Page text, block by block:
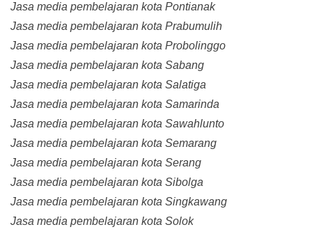
Jasa media pembelajaran kota Pontianak
Jasa media pembelajaran kota Prabumulih
Jasa media pembelajaran kota Probolinggo
Jasa media pembelajaran kota Sabang
Jasa media pembelajaran kota Salatiga
Jasa media pembelajaran kota Samarinda
Jasa media pembelajaran kota Sawahlunto
Jasa media pembelajaran kota Semarang
Jasa media pembelajaran kota Serang
Jasa media pembelajaran kota Sibolga
Jasa media pembelajaran kota Singkawang
Jasa media pembelajaran kota Solok